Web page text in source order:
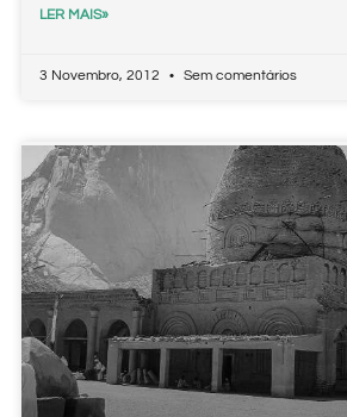
LER MAIS»
3 Novembro, 2012 Sem comentários